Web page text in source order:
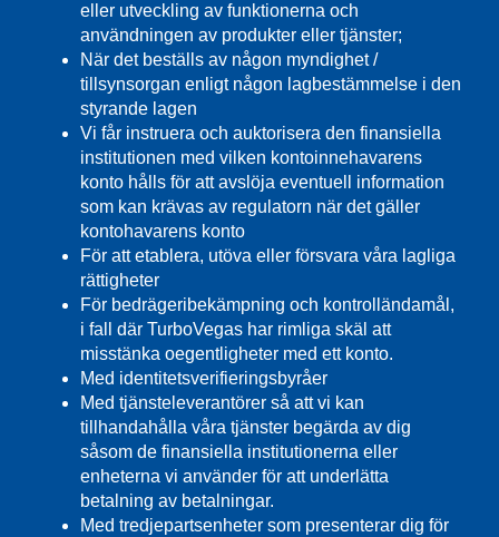
eller utveckling av funktionerna och
användningen av produkter eller tjänster;
När det beställs av någon myndighet /
tillsynsorgan enligt någon lagbestämmelse i den
styrande lagen
Vi får instruera och auktorisera den finansiella
institutionen med vilken kontoinnehavarens
konto hålls för att avslöja eventuell information
som kan krävas av regulatorn när det gäller
kontohavarens konto
För att etablera, utöva eller försvara våra lagliga
rättigheter
För bedrägeribekämpning och kontrolländamål,
i fall där TurboVegas har rimliga skäl att
misstänka oegentligheter med ett konto.
Med identitetsverifieringsbyråer
Med tjänsteleverantörer så att vi kan
tillhandahålla våra tjänster begärda av dig
såsom de finansiella institutionerna eller
enheterna vi använder för att underlätta
betalning av betalningar.
Med tredjepartsenheter som presenterar dig för